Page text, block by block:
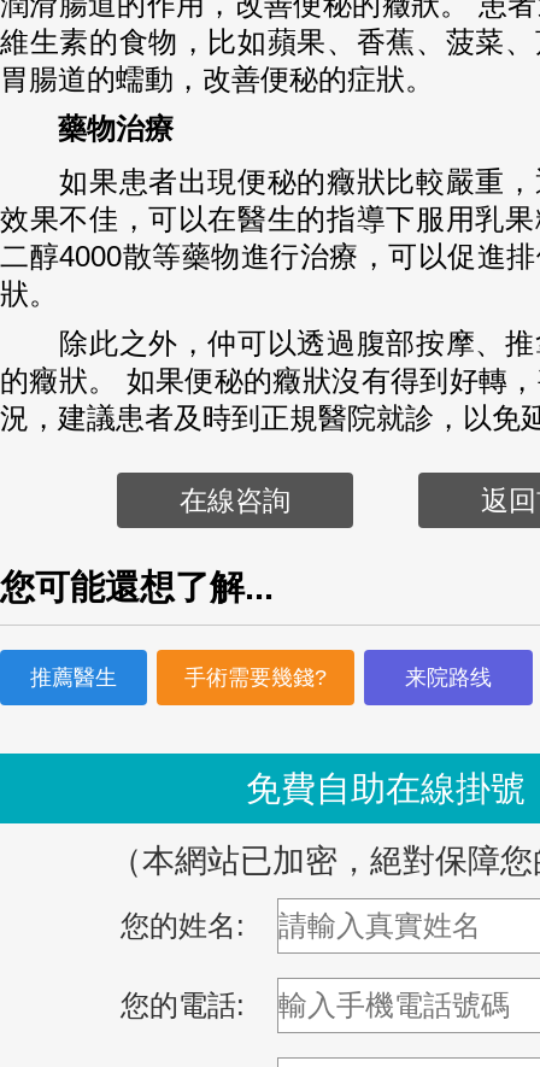
維生素的食物，比如蘋果、香蕉、菠菜
胃腸道的蠕動，改善便秘的症狀。
藥物治療
如果患者出現便秘的癥狀比較嚴重，
效果不佳，可以在醫生的指導下服用乳
二醇4000散等藥物進行治療，可以促進
狀。
除此之外，仲可以透過腹部按摩、推
的癥狀。 如果便秘的癥狀沒有得到好轉
況，建議患者及時到正規醫院就診，以免
在線咨詢 返
您可能還想了解...
推薦醫生 手術需要幾錢? 来院路线
免費自助在線掛號
（本網站已加密，絕對保障
您的姓名:
您的電話: